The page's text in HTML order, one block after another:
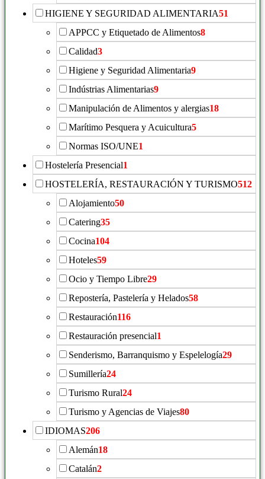
HIGIENE Y SEGURIDAD ALIMENTARIA51
APPCC y Etiquetado de Alimentos8
Calidad3
Higiene y Seguridad Alimentaria9
Indústrias Alimentarias9
Manipulación de Alimentos y alergias18
Marítimo Pesquera y Acuicultura5
Normas ISO/UNE1
Hostelería Presencial1
HOSTELERÍA, RESTAURACIÓN Y TURISMO512
Alojamiento50
Catering35
Cocina104
Hoteles59
Ocio y Tiempo Libre29
Repostería, Pastelería y Helados58
Restauración116
Restauración presencial1
Senderismo, Barranquismo y Espelelogía29
Sumillería24
Turismo Rural24
Turismo y Agencias de Viajes80
IDIOMAS206
Alemán18
Catalán2